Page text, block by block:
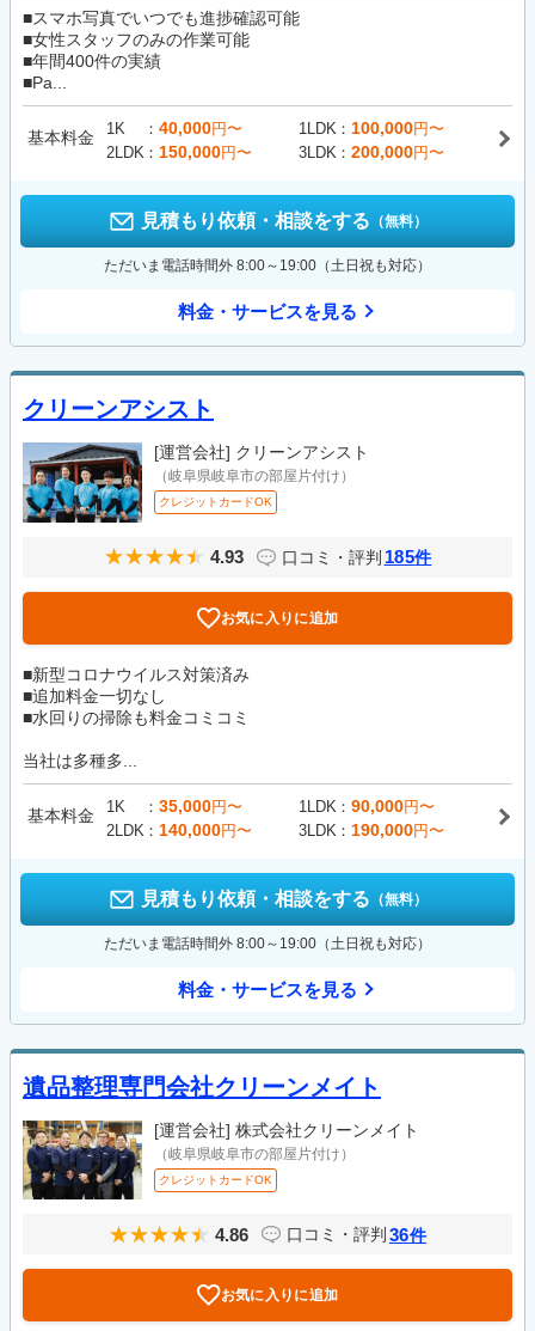
■スマホ写真でいつでも進捗確認可能
■女性スタッフのみの作業可能
■年間400件の実績
■Pa...
基本料金 1K 40,000円〜 1LDK 100,000円〜
2LDK
150,000円〜 3LDK 200,000円〜
見積もり依頼・相談をする （無料）
ただいま電話時間外 8:00～19:00（土日祝も対応）
料金・サービスを見る
クリーンアシスト
[運営会社] クリーンアシスト
（岐阜県岐阜市の部屋片付け）
クレジットカードOK
4.93 口コミ・評判 185件
お気に入りに追加
■新型コロナウイルス対策済み
■追加料金一切なし
■水回りの掃除も料金コミコミ
当社は多種多...
基本料金 1K 35,000円〜 1LDK 90,000円〜
2LDK
140,000円〜 3LDK 190,000円〜
見積もり依頼・相談をする （無料）
ただいま電話時間外 8:00～19:00（土日祝も対応）
料金・サービスを見る
遺品整理専門会社クリーンメイト
[運営会社] 株式会社クリーンメイト
（岐阜県岐阜市の部屋片付け）
クレジットカードOK
4.86 口コミ・評判 36件
お気に入りに追加